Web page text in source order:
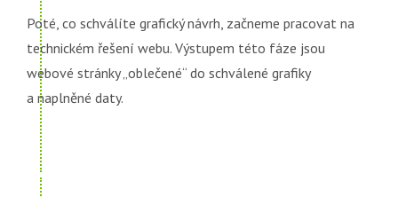
Poté, co schválíte grafický návrh, začneme pracovat na
technickém řešení webu. Výstupem této fáze jsou
webové stránky „oblečené“ do schválené grafiky
a naplněné daty.